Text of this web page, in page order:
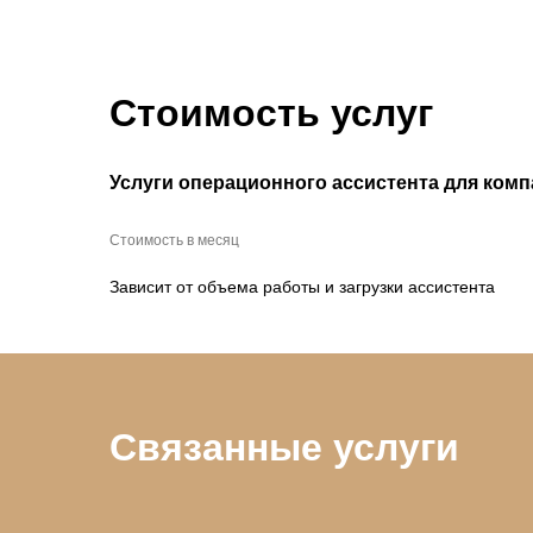
Стоимость услуг
Услуги операционного ассистента для
Стоимость в месяц
Зависит от объема работы и загрузки ассистента
Связанные услуги